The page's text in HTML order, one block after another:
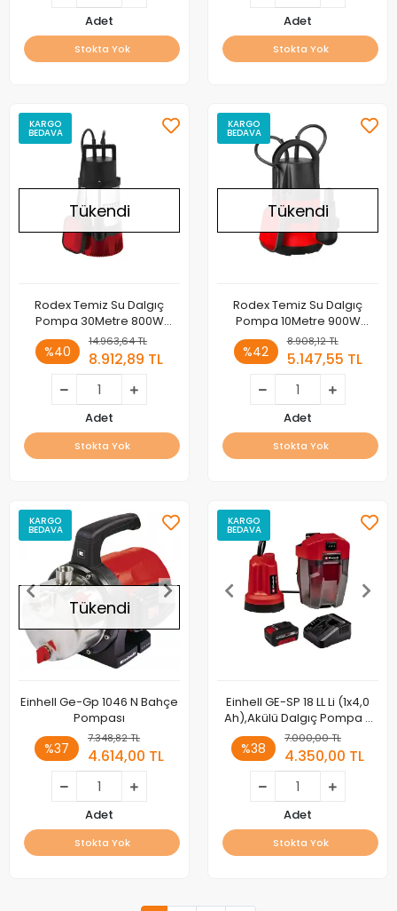
Adet
Stokta Yok
Adet
Stokta Yok
KARGO
BEDAVA
Tükendi
Rodex Temiz Su Dalgıç
Pompa 30Metre 800W
RDX845
%40
14.963,64 TL
8.912,89 TL
Adet
Stokta Yok
KARGO
BEDAVA
Tükendi
Rodex Temiz Su Dalgıç
Pompa 10Metre 900W
RDX8151
%42
8.908,12 TL
5.147,55 TL
Adet
Stokta Yok
KARGO
BEDAVA
Tükendi
Einhell Ge-Gp 1046 N Bahçe
Pompası
%37
7.348,82 TL
4.614,00 TL
Adet
Stokta Yok
KARGO
BEDAVA
Einhell GE-SP 18 LL Li (1x4,0
Ah),Akülü Dalgıç Pompa -
Temiz Su
%38
7.000,00 TL
4.350,00 TL
Adet
Stokta Yok